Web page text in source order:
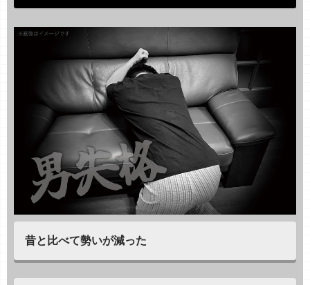
昔と比べて勢いが減った